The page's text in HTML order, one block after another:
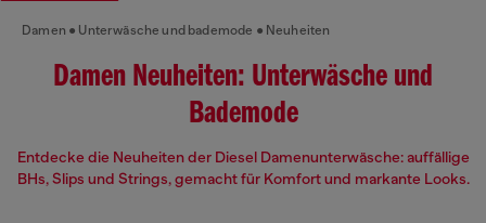
Damen Unterwäsche und bademode Neuheiten
Damen Neuheiten: Unterwäsche und
Bademode
Entdecke die Neuheiten der Diesel Damenunterwäsche: auffällige
BHs, Slips und Strings, gemacht für Komfort und markante Looks.